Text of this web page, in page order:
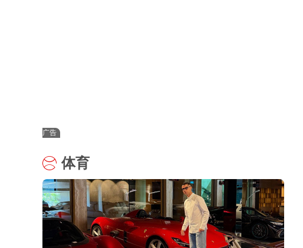
广告
体育